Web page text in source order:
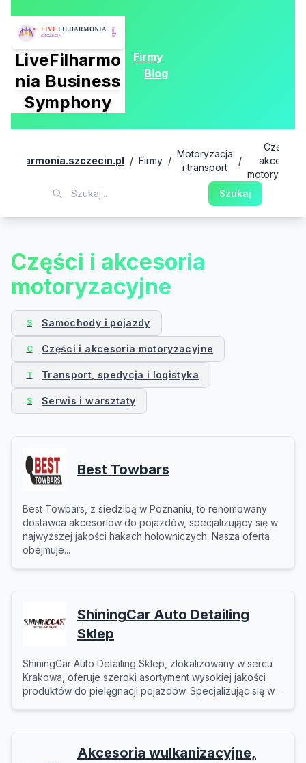
LiveFilharmo
nia Business
Symphony
Firmy
Blog
/ Firmy /
Motoryzacja
i transport
/
Części i
akcesoria
Szukaj
Części i akcesoria
motoryzacyjne
S Samochody i pojazdy
C Części i akcesoria motoryzacyjne
T Transport, spedycja i logistyka
S Serwis i warsztaty
Best Towbars
Best Towbars, z siedzibą w Poznaniu, to renomowany
dostawca akcesoriów do pojazdów, specjalizujący się w
najwyższej jakości hakach holowniczych. Nasza oferta
obejmuje...
ShiningCar Auto Detailing
Sklep
ShiningCar Auto Detailing Sklep, zlokalizowany w sercu
Krakowa, oferuje szeroki asortyment wysokiej jakości
produktów do pielęgnacji pojazdów. Specjalizując się w...
Akcesoria wulkanizacyjne,